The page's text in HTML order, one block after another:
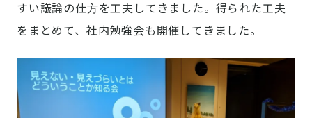
すい議論の仕方を工夫してきました。得られた工夫
をまとめて、社内勉強会も開催してきました。